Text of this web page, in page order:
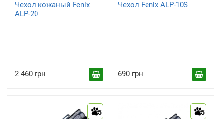
Чехол кожаный Fenix
ALP-20
2 460 грн
Чехол Fenix ALP-10S
690 грн
5 5